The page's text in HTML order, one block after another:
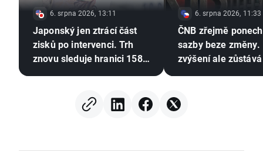
6. srpna 2026, 13:11
Japonský jen ztrácí část
zisků po intervenci. Trh
znovu sleduje hranici 158
6. srpna 2026, 11:33
ČNB zřejmě
sazby beze změny.
zvýšení ale